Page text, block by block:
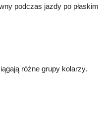
podczas jazdy po płaskim
różne grupy kolarzy.